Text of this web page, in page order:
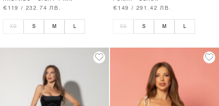
€119 / 232.74 ЛВ.
XS S M
€149 / 291.42 ЛВ.
XS S M